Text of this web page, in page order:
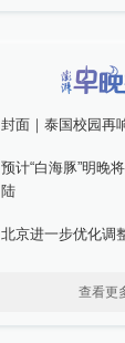
封面｜泰国校园再
预计“白海豚”明晚
陆
北京进一步优化调
查看更